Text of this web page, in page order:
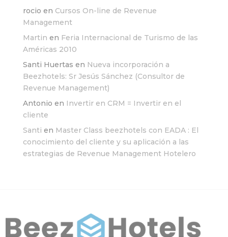
rocio en Cursos On-line de Revenue
Management
Martin en Feria Internacional de Turismo de las
Américas 2010
Santi Huertas en Nueva incorporación a
Beezhotels: Sr Jesús Sánchez (Consultor de
Revenue Management)
Antonio en Invertir en CRM = Invertir en el
cliente
Santi en Master Class beezhotels con EADA : El
conocimiento del cliente y su aplicación a las
estrategias de Revenue Management Hotelero